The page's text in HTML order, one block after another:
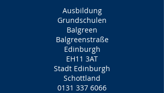
Ausbildung
Grundschulen
Balgreen
Balgreenstraße
Edinburgh
EH11 3AT
Stadt Edinburgh
Schottland
0131 337 6066